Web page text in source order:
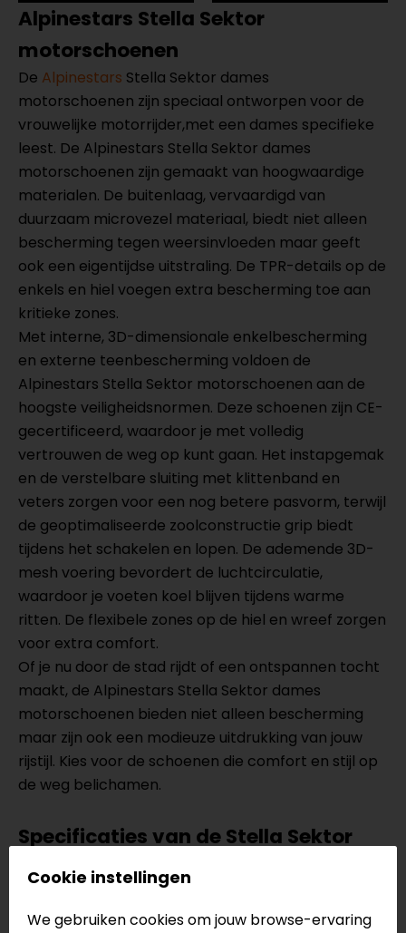
Alpinestars Stella Sektor
motorschoenen
De Alpinestars Stella Sektor dames
motorschoenen zijn speciaal ontworpen voor de
vrouwelijke motorrijder,met een dames specifieke
leest. De Alpinestars Stella Sektor dames
motorschoenen zijn gemaakt van hoogwaardige
materialen. De buitenlaag, vervaardigd van
duurzaam microvezel materiaal, biedt niet alleen
bescherming tegen weersinvloeden maar geeft
ook een eigentijdse uitstraling. De TPR-details op de
enkels en hiel voegen extra bescherming toe aan
kritieke zones.
Met interne, 3D-dimensionale enkelbescherming
en externe teenbescherming voldoen de
Alpinestars Stella Sektor motorschoenen aan de
hoogste veiligheidsnormen. Deze schoenen zijn CE-
gecertificeerd, waardoor je met volledig
vertrouwen de weg op kunt gaan. Het instapgemak
en de verstelbare sluiting met klittenband en
veters zorgen voor een nog betere pasvorm, terwijl
de geoptimaliseerde zoolconstructie grip biedt
tijdens het schakelen en lopen. De ademende 3D-
mesh voering bevordert de luchtcirculatie,
waardoor je voeten koel blijven tijdens warme
ritten. De flexibele zones op de hiel en wreef zorgen
voor extra comfort.
Of je nu door de stad rijdt of een ontspannen tocht
maakt, de Alpinestars Stella Sektor dames
motorschoenen bieden niet alleen bescherming
maar zijn ook een modieuze uitdrukking van jouw
rijstijl. Kies voor de schoenen die comfort en stijl op
de weg belichamen.
Specificaties van de Stella Sektor
Bovenwerk gemaakt van microvezel
3D-dimensionale enkelbescherming
Cookie instellingen
We gebruiken cookies om jouw browse-ervaring